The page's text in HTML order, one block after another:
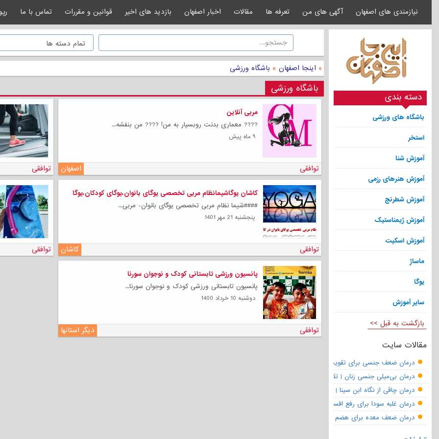
نیازمندی های اصفهان آگهی های من تعرفه ها مقالات اخبار اصفهان بازدید های اخیر قوانین و مقررات تماس با ما
دسته بندی
باشگاه های ورزشی
استخر
آموزش شنا
آموزش هنرهای رزمی
آموزش شطرنج
آموزش ژیمناستیک
آموزش اسکیت
ماساژ
یوگا
سایر آموزش
بازگشت به قبل >>
مقالات سایت
درمان ضعف جنسی برای تقویت قوای مردانه | تقویت نعوظ و رفع زودانزالی
درمان بی‌میلی جنسی زنان | تقویت قوای جنسی و بازگشت لذت
درمان چاقی از نگاه ابن سینا | نسخه حکما برای کاهش وزن طبیعی
درمان غلبه سودا برای رفع افسردگی
درمان ضعف معده برای هضم قوی
» اینجا اصفهان » باشگاه ورزشی
باشگاه ورزشی
مربی آنلاین
???? معماری بدنت رو‌بسپار به من! ???? من بنفشه...
۹ ماه پیش
اصفهان توافقی توافقی
کاشان یوگاشیمانظام مربی تخصصی یوگای بانوان،یوگای کودکان،یوگا
####شیما نظام مربی تخصصی یوگای بانوان- مربی...
پنجشنبه 21 مهر 1401
کاشان توافقی توافقی
پانسیون ورزشی تابستانی کودک و نوجوان سورنا
پانسیون تابستانی ورزشی کودک و نوجوان سورنا...
دوشنبه 10 خرداد 1400
دیگر استانها توافقی